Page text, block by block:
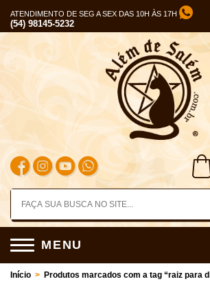
ATENDIMENTO DE SEG A SEX DAS 10H ÀS 17H
(54) 98145-5232
MENU
Início > Produtos marcados com a tag “raiz para